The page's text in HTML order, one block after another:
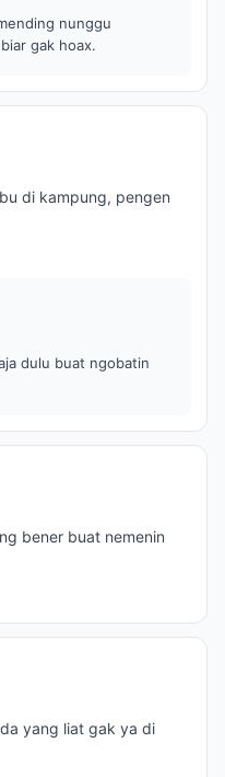
nunggu
gak hoax.
di kampung, pengen
dulu buat ngobatin
bener buat nemenin
yang liat gak ya di